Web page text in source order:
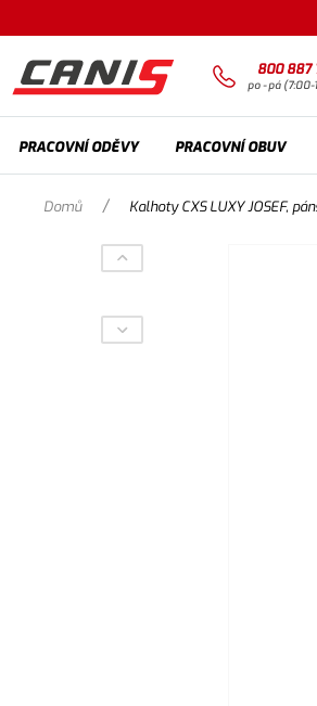
800 887
po - pá
PRACOVNÍ ODĚVY PRACOVNÍ OBUV
Domů / Kalhoty CXS LUXY JOSEF,